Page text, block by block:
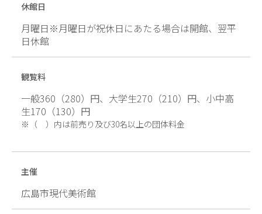
休館日
月曜日※月曜日が祝休日にあたる場合は開館、翌平
日休館
観覧料
一般360（280）円、大学生270（210）円、小中高
生170（130）円
（ ）内は前売り及び30名以上の団体料金
主催
広島市現代美術館